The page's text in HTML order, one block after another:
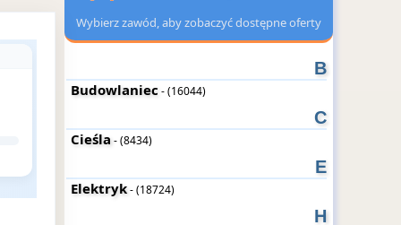
Wybierz zawód, aby zobaczyć dostępne oferty
B
Budowlaniec- (16044)
C
Cieśla- (8434)
E
Elektryk- (18724)
H